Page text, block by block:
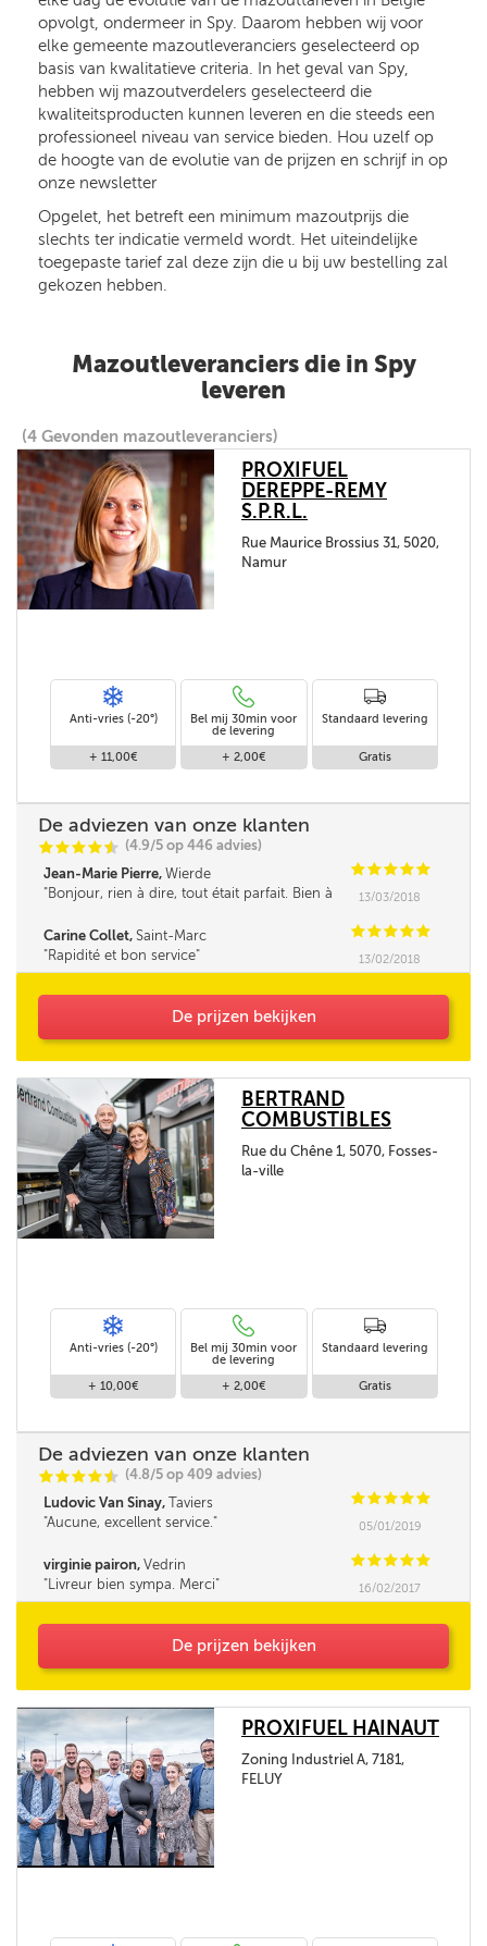
opvolgt, ondermeer in Spy. Daarom hebben wij voor
elke gemeente mazoutleveranciers geselecteerd op
basis van kwalitatieve criteria. In het geval van Spy,
hebben wij mazoutverdelers geselecteerd die
kwaliteitsproducten kunnen leveren en die steeds een
professioneel niveau van service bieden. Hou uzelf op
de hoogte van de evolutie van de prijzen en schrijf in op
onze newsletter
Opgelet, het betreft een minimum mazoutprijs die
slechts ter indicatie vermeld wordt. Het uiteindelijke
toegepaste tarief zal deze zijn die u bij uw bestelling zal
gekozen hebben.
Mazoutleveranciers die in Spy
leveren
(4 Gevonden mazoutleveranciers)
PROXIFUEL
DEREPPE-REMY
S.P.R.L.
Rue Maurice Brossius 31, 5020,
Namur
Anti-vries (-20°)
+ 11,00€
Bel mij 30min voor
de levering
+ 2,00€
Standaard levering
Gratis
De adviezen van onze klanten
CCCCi
@ (4.9/5 op 446 advies)
Jean-Marie Pierre, Wierde CCCCC
Bonjour, rien à dire, tout était parfait. Bien à
13/03/2018
Carine Collet, Saint-Marc CCCCC
Rapidité et bon service
13/02/2018
De prijzen bekijken
BERTRAND
COMBUSTIBLES
Rue du Chêne 1, 5070, Fosses-
la-ville
Anti-vries (-20°)
+ 10,00€
Bel mij 30min voor
de levering
+ 2,00€
Standaard levering
Gratis
De adviezen van onze klanten
CCCCi
@ (4.8/5 op 409 advies)
Ludovic Van Sinay, Taviers CCCCC
Aucune, excellent service.
05/01/2019
virginie pairon, Vedrin CCCCC
Livreur bien sympa. Merci
16/02/2017
De prijzen bekijken
PROXIFUEL HAINAUT
Zoning Industriel A, 7181,
FELUY